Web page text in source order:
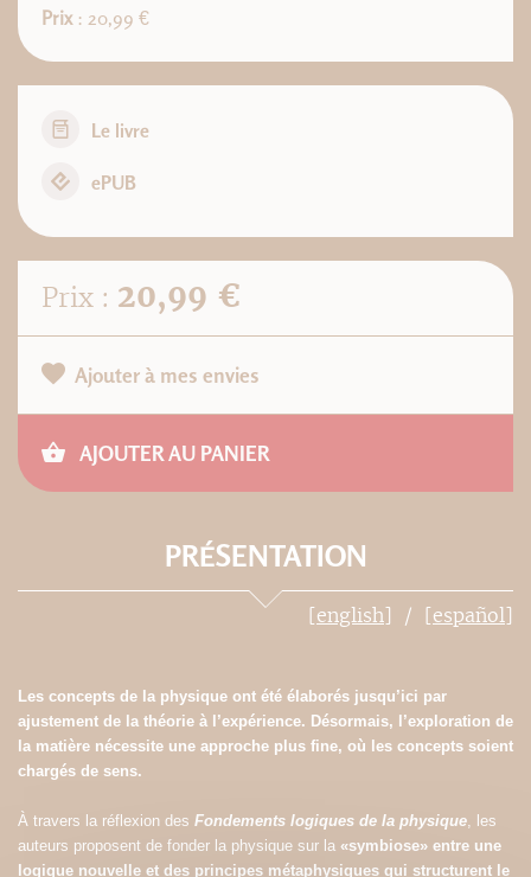
Prix: 20,99 €
Le livre
ePUB
Prix : 20,99 €
Ajouter à mes envies
AJOUTER AU PANIER
PRÉSENTATION
[english] [español]
Les concepts de la physique ont été élaborés jusqu’ici par
ajustement de la théorie à l’expérience. Désormais, l’exploration de
la matière nécessite une approche plus fine, où les concepts soient
chargés de sens.
À travers la réflexion des Fondements logiques de la physique, les
auteurs proposent de fonder la physique sur la «symbiose» entre une
logique nouvelle et des principes métaphysiques qui structurent le